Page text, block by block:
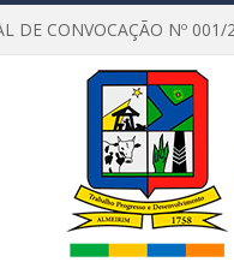
DE CONVOCAÇÃO Nº